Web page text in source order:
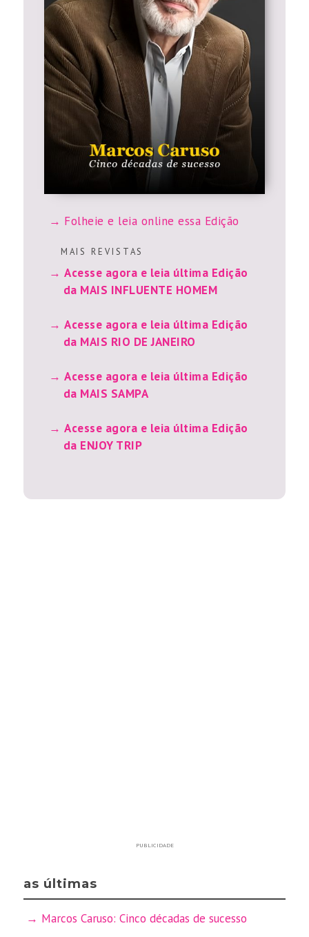
Folheie e leia online essa Edição
M A I S R E V I S T A S
Acesse agora e leia última Edição
da MAIS INFLUENTE HOMEM
Acesse agora e leia última Edição
da MAIS RIO DE JANEIRO
Acesse agora e leia última Edição
da MAIS SAMPA
Acesse agora e leia última Edição
da ENJOY TRIP
PUBLICIDADE
as últimas
Marcos Caruso: Cinco décadas de sucesso